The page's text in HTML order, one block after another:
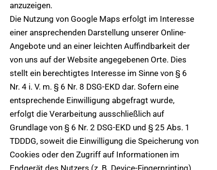
anzuzeigen.
Die Nutzung von Google Maps erfolgt im Interesse
einer ansprechenden Darstellung unserer Online-
Angebote und an einer leichten Auffindbarkeit der
von uns auf der Website angegebenen Orte. Dies
stellt ein berechtigtes Interesse im Sinne von § 6
Nr. 4 i. V. m. § 6 Nr. 8 DSG-EKD dar. Sofern eine
entsprechende Einwilligung abgefragt wurde,
erfolgt die Verarbeitung ausschließlich auf
Grundlage von § 6 Nr. 2 DSG-EKD und § 25 Abs. 1
TDDDG, soweit die Einwilligung die Speicherung von
Cookies oder den Zugriff auf Informationen im
Endgerät des Nutzers (z. B. Device-Fingerprinting)